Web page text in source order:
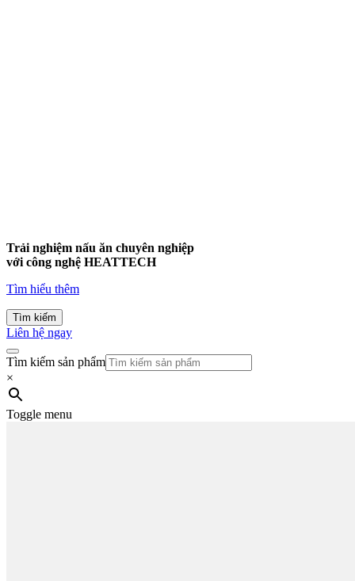
Trải nghiệm nấu ăn chuyên nghiệp
với công nghệ HEATTECH
Tìm hiểu thêm
Tìm kiếm
Liên hệ ngay
Tìm kiếm sản phẩm
×
Toggle menu